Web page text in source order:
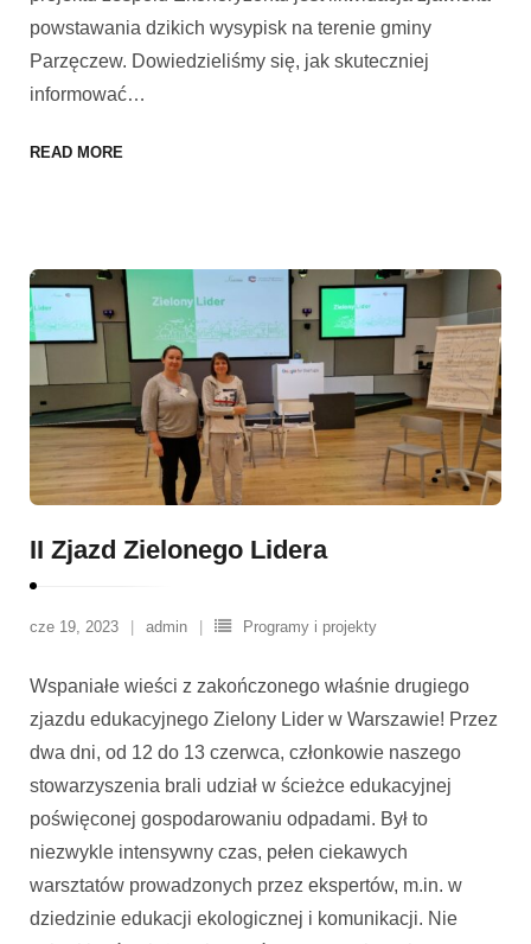
powstawania dzikich wysypisk na terenie gminy
Parzęczew. Dowiedzieliśmy się, jak skuteczniej
informować…
READ MORE
II Zjazd Zielonego Lidera
cze 19, 2023 admin Programy i projekty
Wspaniałe wieści z zakończonego właśnie drugiego
zjazdu edukacyjnego Zielony Lider w Warszawie! Przez
dwa dni, od 12 do 13 czerwca, członkowie naszego
stowarzyszenia brali udział w ścieżce edukacyjnej
poświęconej gospodarowaniu odpadami. Był to
niezwykle intensywny czas, pełen ciekawych
warsztatów prowadzonych przez ekspertów, m.in. w
dziedzinie edukacji ekologicznej i komunikacji. Nie